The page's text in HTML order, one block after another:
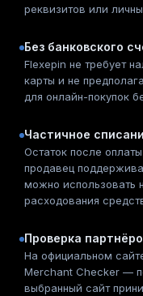
реквизитов или
Без банковского
Flexepin не требует
карты и не
для онлайн-покупок
Частичное
Остаток после
продавец
можно использовать
расходования
Проверка
На официальном
Merchant Checker —
выбранный сайт